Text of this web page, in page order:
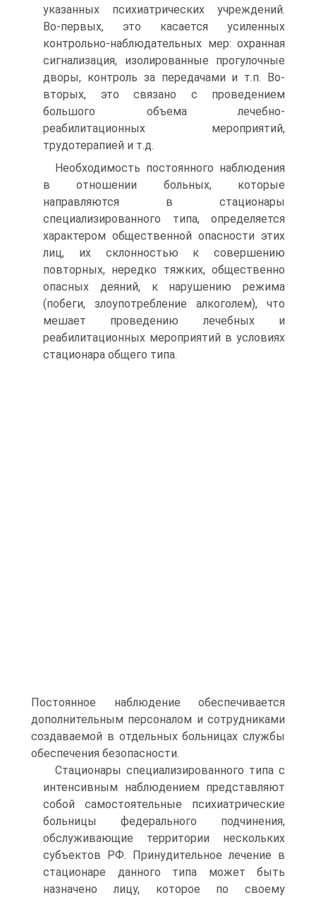
указанных психиатрических учреждений.
Во-первых, это касается усиленных
контрольно-наблюдательных мер: охранная
сигнализация, изолированные прогулочные
дворы, контроль за передачами и т.п. Во-
вторых, это связано с проведением
большого объема лечебно-
реабилитационных мероприятий,
трудотерапией и т.д.
Необходимость постоянного наблюдения
в отношении больных, которые
направляются в стационары
специализированного типа, определяется
характером общественной опасности этих
лиц, их склонностью к совершению
повторных, нередко тяжких, общественно
опасных деяний, к нарушению режима
(побеги, злоупотребление алкоголем), что
мешает проведению лечебных и
реабилитационных мероприятий в условиях
стационара общего типа.
Постоянное наблюдение обеспечивается
дополнительным персоналом и сотрудниками
создаваемой в отдельных больницах службы
обеспечения безопасности.
Стационары специализированного типа с
интенсивным наблюдением представляют
собой самостоятельные психиатрические
больницы федерального подчинения,
обслуживающие территории нескольких
субъектов РФ. Принудительное лечение в
стационаре данного типа может быть
назначено лицу, которое по своему